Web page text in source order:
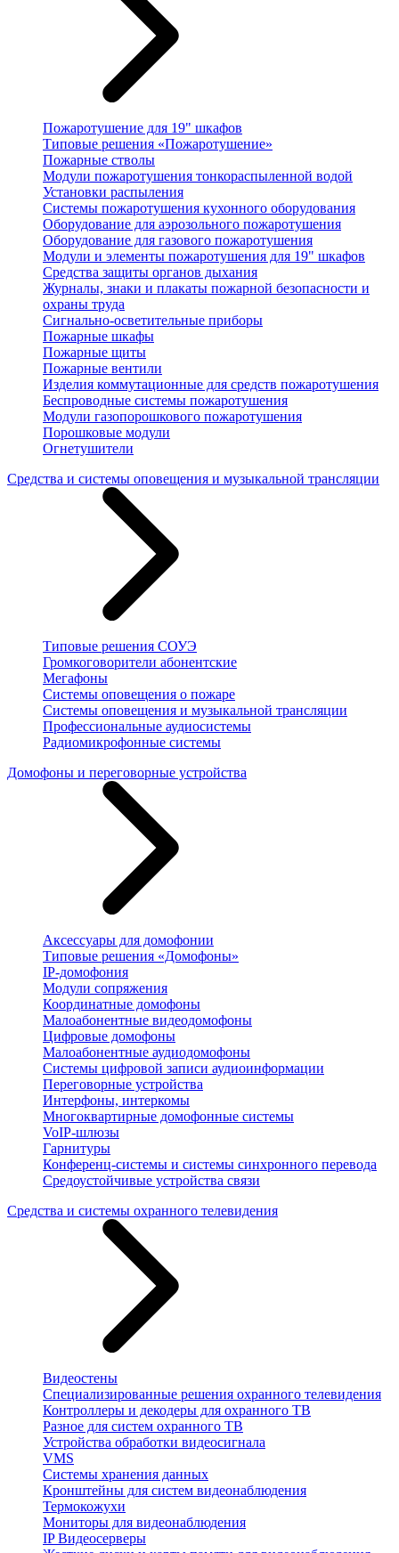
Пожаротушение для 19" шкафов
Типовые решения «Пожаротушение»
Пожарные стволы
Модули пожаротушения тонкораспыленной водой
Установки распыления
Системы пожаротушения кухонного оборудования
Оборудование для аэрозольного пожаротушения
Оборудование для газового пожаротушения
Модули и элементы пожаротушения для 19" шкафов
Средства защиты органов дыхания
Журналы, знаки и плакаты пожарной безопасности и
охраны труда
Сигнально-осветительные приборы
Пожарные шкафы
Пожарные щиты
Пожарные вентили
Изделия коммутационные для средств пожаротушения
Беспроводные системы пожаротушения
Модули газопорошкового пожаротушения
Порошковые модули
Огнетушители
Средства и системы оповещения и музыкальной трансляции
Типовые решения СОУЭ
Громкоговорители абонентские
Мегафоны
Системы оповещения о пожаре
Системы оповещения и музыкальной трансляции
Профессиональные аудиосистемы
Радиомикрофонные системы
Домофоны и переговорные устройства
Аксессуары для домофонии
Типовые решения «Домофоны»
IP-домофония
Модули сопряжения
Координатные домофоны
Малоабонентные видеодомофоны
Цифровые домофоны
Малоабонентные аудиодомофоны
Системы цифровой записи аудиоинформации
Переговорные устройства
Интерфоны, интеркомы
Многоквартирные домофонные системы
VoIP-шлюзы
Гарнитуры
Конференц-системы и системы синхронного перевода
Средоустойчивые устройства связи
Средства и системы охранного телевидения
Видеостены
Специализированные решения охранного телевидения
Контроллеры и декодеры для охранного ТВ
Разное для систем охранного ТВ
Устройства обработки видеосигнала
VMS
Системы хранения данных
Кронштейны для систем видеонаблюдения
Термокожухи
Мониторы для видеонаблюдения
IP Видеосерверы